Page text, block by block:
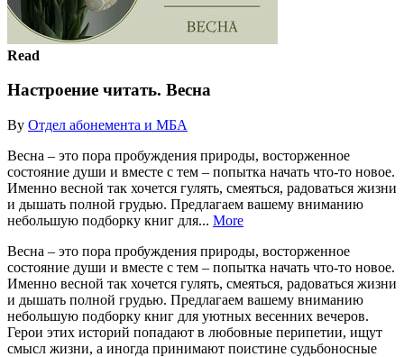
Read
Настроение читать. Весна
By Отдел абонемента и МБА
Весна – это пора пробуждения природы, восторженное
состояние души и вместе с тем – попытка начать что-то новое.
Именно весной так хочется гулять, смеяться, радоваться жизни
и дышать полной грудью. Предлагаем вашему вниманию
небольшую подборку книг для... More
Весна – это пора пробуждения природы, восторженное
состояние души и вместе с тем – попытка начать что-то новое.
Именно весной так хочется гулять, смеяться, радоваться жизни
и дышать полной грудью. Предлагаем вашему вниманию
небольшую подборку книг для уютных весенних вечеров.
Герои этих историй попадают в любовные перипетии, ищут
смысл жизни, а иногда принимают поистине судьбоносные